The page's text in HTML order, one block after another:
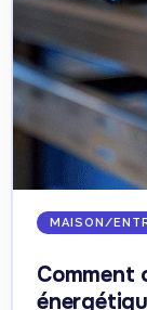
MAISON/
Comment